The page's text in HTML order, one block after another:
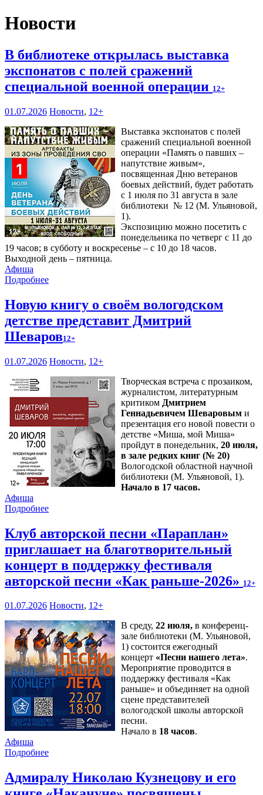
Новости
В библиотеке открылась выставка
экспонатов с полей сражений
специальной военной операции 12+
01.07.2026 Новости, 12+
Выставка экспонатов с полей
сражений специальной военной
операции «Память о павших –
напутствие живым»,
посвященная Дню ветеранов
боевых действий, будет работать
с 1 июля по 31 августа в зале
библиотеки № 12 (М. Ульяновой,
1).
Экспозицию можно посетить с
понедельника по четверг с 11 до
19 часов; в субботу и воскресенье – с 10 до 18 часов.
Выходной день – пятница.
Афиша
Подробнее
Новую книгу о своём вологодском
детстве представит Дмитрий
Шеваров12+
01.07.2026 Новости, 12+
Творческая встреча с прозаиком,
журналистом, литературным
критиком Дмитрием
Геннадьевичем Шеваровым и
презентация его новой повести о
детстве «Миша, мой Миша»
пройдут в понедельник, 20 июля,
в зале редких книг (№ 20)
Вологодской областной научной
библиотеки (М. Ульяновой, 1).
Начало в 17 часов.
Афиша
Подробнее
Клуб авторской песни «Параплан»
приглашает на благотворительный
концерт в поддержку фестиваля
авторской песни «Как раньше-2026» 12+
01.07.2026 Новости, 12+
В среду, 22 июля, в конференц-
зале библиотеки (М. Ульяновой,
1) состоится ежегодный
концерт «Песни нашего лета».
Мероприятие проводится в
поддержку фестиваля «Как
раньше» и объединяет на одной
сцене представителей
вологодской школы авторской
песни.
Начало в 18 часов.
Афиша
Подробнее
Адмиралу Николаю Кузнецову и его